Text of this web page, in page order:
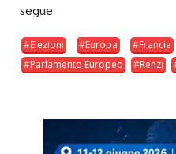
segue
Elezioni Europa Francia
Parlamento Europeo
Renzi